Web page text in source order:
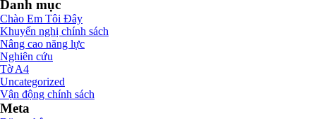
Danh mục
Chào Em Tôi Đây
Khuyến nghị chính sách
Nâng cao năng lực
Nghiên cứu
Tờ A4
Uncategorized
Vận động chính sách
Meta